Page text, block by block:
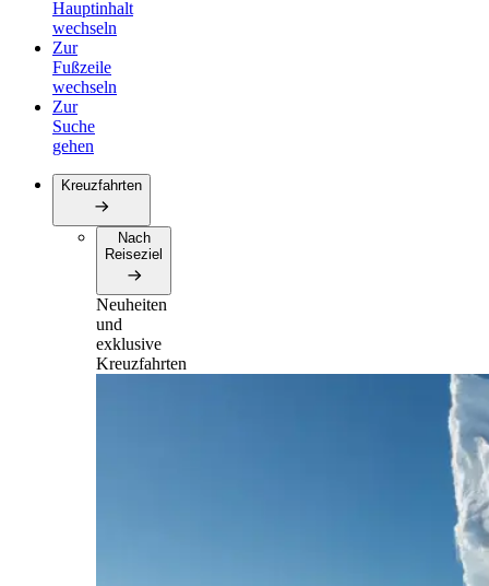
Hauptinhalt
wechseln
Zur
Fußzeile
wechseln
Zur
Suche
gehen
Kreuzfahrten
Nach
Reiseziel
Neuheiten
und
exklusive
Kreuzfahrten